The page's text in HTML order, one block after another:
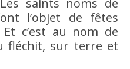
saints noms de
l’objet de fêtes
c’est au nom de
fléchit, sur terre et